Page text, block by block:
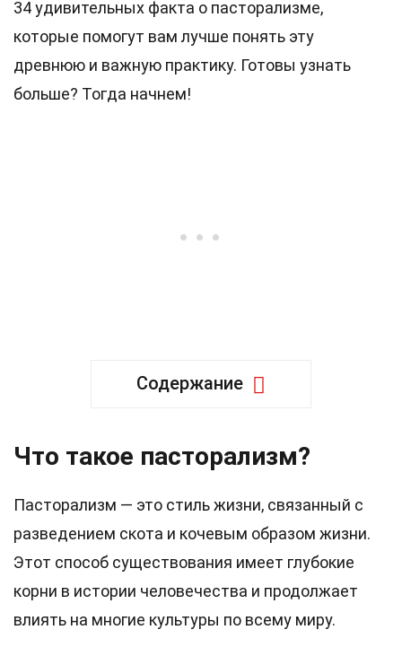
34 удивительных факта о пасторализме,
которые помогут вам лучше понять эту
древнюю и важную практику. Готовы узнать
больше? Тогда начнем!
Содержание
Что такое пасторализм?
Пасторализм — это стиль жизни, связанный с
разведением скота и кочевым образом жизни.
Этот способ существования имеет глубокие
корни в истории человечества и продолжает
влиять на многие культуры по всему миру.